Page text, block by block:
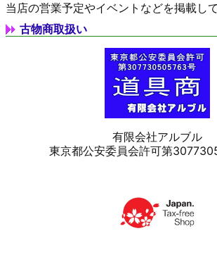
当店の営業予定やイベントなどを掲載し
古物商取扱い
有限会社アルブル
東京都公安委員会許可第